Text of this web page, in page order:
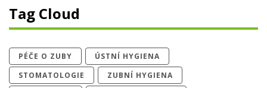
Tag Cloud
PÉČE O ZUBY
ÚSTNÍ HYGIENA
STOMATOLOGIE
ZUBNÍ HYGIENA